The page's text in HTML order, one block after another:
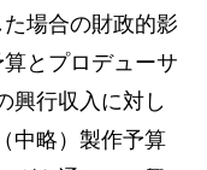
場合の財政的影
とプロデューサ
興行収入に対し
中略）製作予算